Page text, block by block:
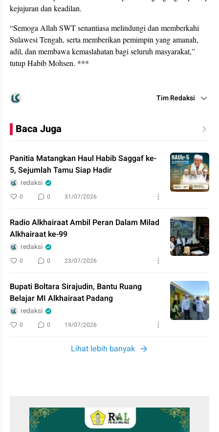
kejujuran dan keadilan.
“Semoga Allah SWT senantiasa melindungi dan memberkahi
Sulawesi Tengah, serta memberikan pemimpin yang amanah,
adil, dan membawa kemaslahatan bagi seluruh masyarakat,”
tutup Habib Mohsen. ***
Tim Redaksi
Baca Juga
Panitia Matangkan Haul Habib Saggaf ke-
5, Sejumlah Tamu Siap Hadir
redaksi
0 0 31/07/2026
Radio Alkhairaat Ambil Peran Dalam Milad
Alkhairaat ke-99
redaksi
0 0 23/07/2026
Bupati Boltara Sirajudin, Bantu Ruang
Belajar MI Alkhairaat Padang
redaksi
0 0 19/07/2026
Lihat lebih banyak